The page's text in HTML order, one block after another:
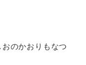
のかおりもなつ